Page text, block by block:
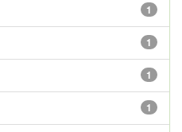
1
1
1
1